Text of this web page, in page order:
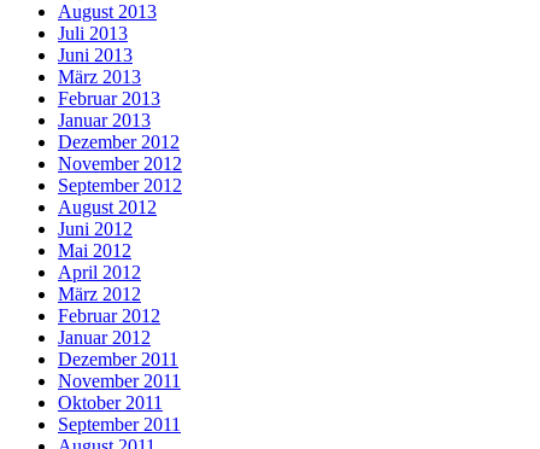
August 2013
Juli 2013
Juni 2013
März 2013
Februar 2013
Januar 2013
Dezember 2012
November 2012
September 2012
August 2012
Juni 2012
Mai 2012
April 2012
März 2012
Februar 2012
Januar 2012
Dezember 2011
November 2011
Oktober 2011
September 2011